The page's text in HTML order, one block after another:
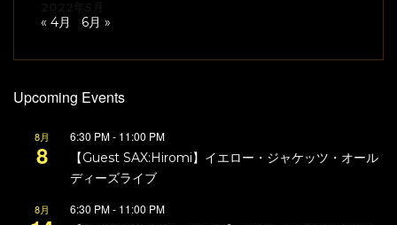
« 4月 6月 »
Upcoming Events
8月
8
6:30 PM- 11:00 PM
【Guest SAX:Hiromi】イエロー・ジャケッツ・オール
ディーズライブ
8月 6:30 PM- 11:00 PM